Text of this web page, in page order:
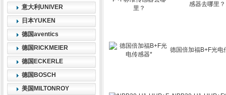
意大利UNIVER
日本YUKEN
德国aventics
德国RICKMEIER
德国ECKERLE
德国BOSCH
美国MILTONROY
感器去哪里？
德国倍加福B+F光电